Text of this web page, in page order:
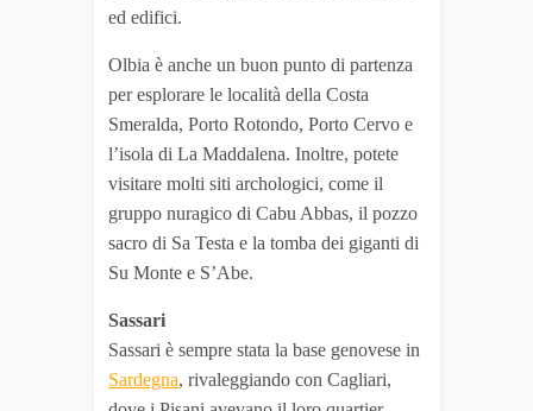
ed edifici.
Olbia è anche un buon punto di partenza
per esplorare le località della Costa
Smeralda, Porto Rotondo, Porto Cervo e
l’isola di La Maddalena. Inoltre, potete
visitare molti siti archologici, come il
gruppo nuragico di Cabu Abbas, il pozzo
sacro di Sa Testa e la tomba dei giganti di
Su Monte e S’Abe.
Sassari
Sassari è sempre stata la base genovese in
Sardegna, rivaleggiando con Cagliari,